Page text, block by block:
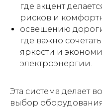
где акцент
рисков и
освещению
где важно
яркости и
электроэнергии.
Эта система делает
выбор